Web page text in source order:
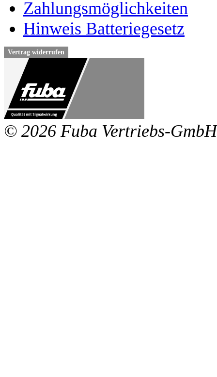
Zahlungsmöglichkeiten
Hinweis Batteriegesetz
Vertrag widerrufen
© 2026 Fuba Vertriebs-GmbH